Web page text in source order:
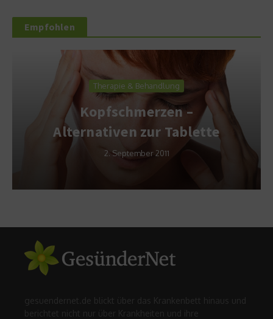
Empfohlen
Therapie & Behandlung
Kopfschmerzen –
Alternativen zur Tablette
2. September 2011
gesuendernet.de blickt über das Krankenbett hinaus und
berichtet nicht nur über Krankheiten und ihre